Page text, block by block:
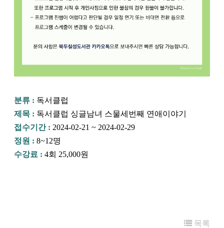
분류 : 독서클럽
제목 : 독서클럽 싱글남녀 스물세번째 연애이야기
접수기간 : 2024-02-21 ~ 2024-02-29
정원 : 8~12명
수강료 : 4회 25,000원
목록